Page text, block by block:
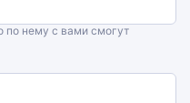
по нему с вами смогут